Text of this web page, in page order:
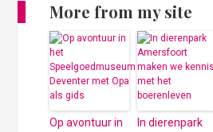
More from my site
Op avontuur in
In dierenpark